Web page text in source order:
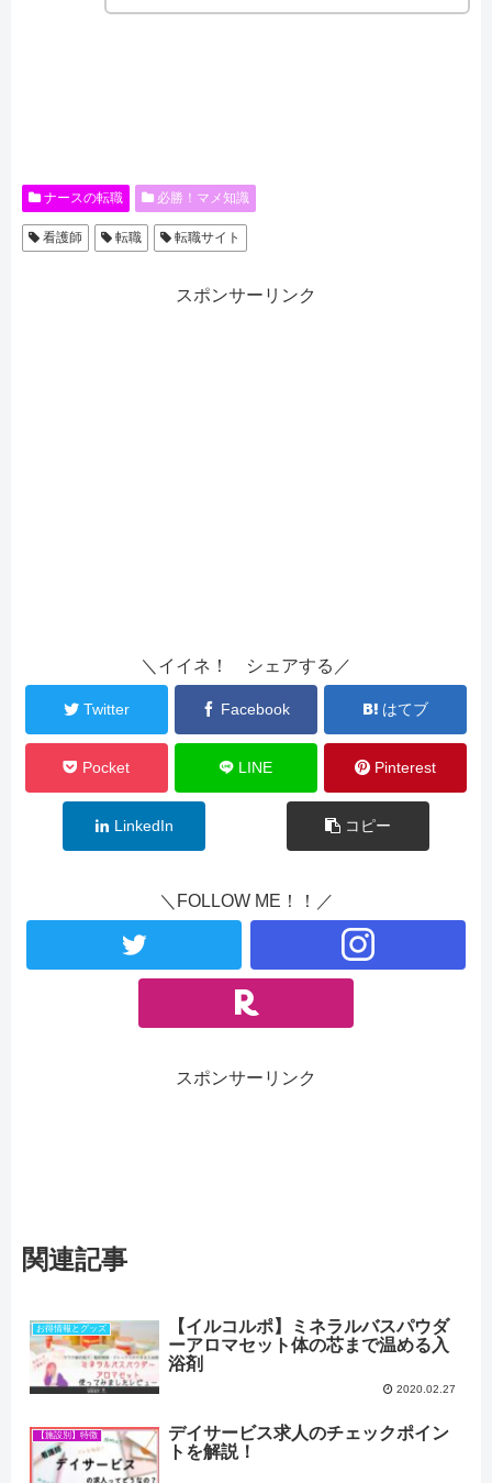
ナースの転職 必勝！マメ知識
看護師 転職 転職サイト
スポンサーリンク
＼イイネ！ シェアする／
Twitter Facebook はてブ
Pocket LINE Pinterest
LinkedIn コピー
＼FOLLOW ME！！／
スポンサーリンク
関連記事
お得情報とグッズ
【イルコルポ】ミネラルバスパウダ
ーアロマセット体の芯まで温める入
浴剤
2020.02.27
【施設別】特徴
デイサービス求人のチェックポイン
トを解説！